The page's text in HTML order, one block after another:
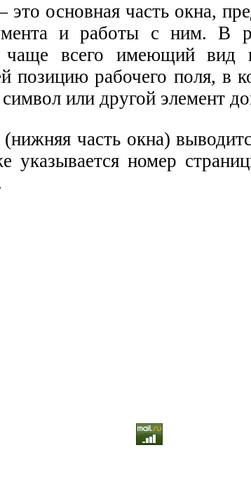
основная часть окна,
и работы с ним. В
чаще всего имеющий вид
позицию рабочего поля, в
или другой элемент
часть окна)
указывается номер